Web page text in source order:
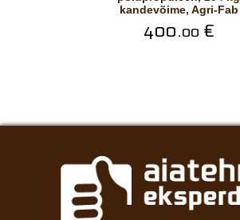
kandevõime, Agri-Fab
400.00 €